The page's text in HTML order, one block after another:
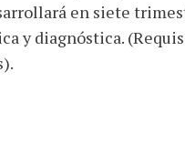
en siete
y diagnóstica.